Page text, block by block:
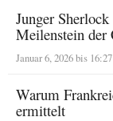
Junger
Meilenstein der
Januar 6, 2026 bis
Warum
ermittelt